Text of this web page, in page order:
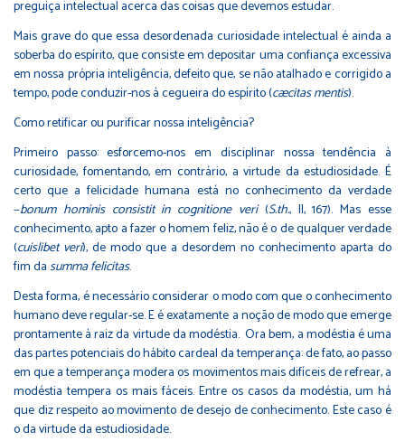
preguiça intelectual acerca das coisas que devemos estudar.
Mais grave do que essa desordenada curiosidade intelectual é ainda a
soberba do espírito, que consiste em depositar uma confiança excessiva
em nossa própria inteligência, defeito que, se não atalhado e corrigido a
tempo, pode conduzir-nos à cegueira do espírito (cæcitas mentis).
Como retificar ou purificar nossa inteligência?
Primeiro passo: esforcemo-nos em disciplinar nossa tendência à
curiosidade, fomentando, em contrário, a virtude da estudiosidade. É
certo que a felicidade humana está no conhecimento da verdade
−bonum hominis consistit in cognitione veri(S.th., II, 167). Mas esse
conhecimento, apto a fazer o homem feliz, não é o de qualquer verdade
(cuislibet veri), de modo que a desordem no conhecimento aparta do
fim dasumma felicitas.
Desta forma, é necessário considerar o modo com que o conhecimento
humano deve regular-se. E é exatamente a noção de modo que emerge
prontamente à raiz da virtude da modéstia. Ora bem, a modéstia é uma
das partes potenciais do hábito cardeal da temperança: de fato, ao passo
em que a temperança modera os movimentos mais difíceis de refrear, a
modéstia tempera os mais fáceis. Entre os casos da modéstia, um há
que diz respeito ao movimento de desejo de conhecimento. Este caso é
o da virtude da estudiosidade.